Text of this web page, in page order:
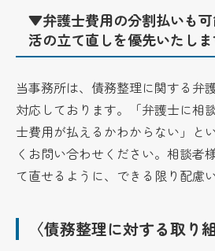
▼弁護士費用の分割払いも
活の立て直しを優先いたし
当事務所は、債務整理に関する弁
対応しております。「弁護士に相
士費用が払えるかわからない」と
くお問い合わせください。相談者
て直せるように、できる限り配慮
〈債務整理に対する取り